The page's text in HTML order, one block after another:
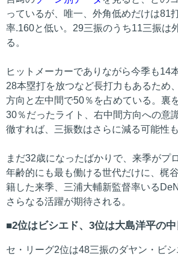
っているが、唯一、外角低めだけは81
率.160と低い。29三振のうち11三振は
る。
ヒットメーカーでありながら今季も14
28本塁打を放つなど長打力もあるため
方向と左中間で50％を占めている。裏
30％だったライト、右中間方向への意
徹すれば、三振数はさらに減る可能性
まだ32歳になったばかりで、来季がプ
年齢的にも最も働ける世代だけに、梶
籍した来季、三浦大輔新監督率いる
さらなる活躍が期待される。
2位はビシエド、3位は大島洋平の
セ・リーグ2位は48三振のダヤン・ビ